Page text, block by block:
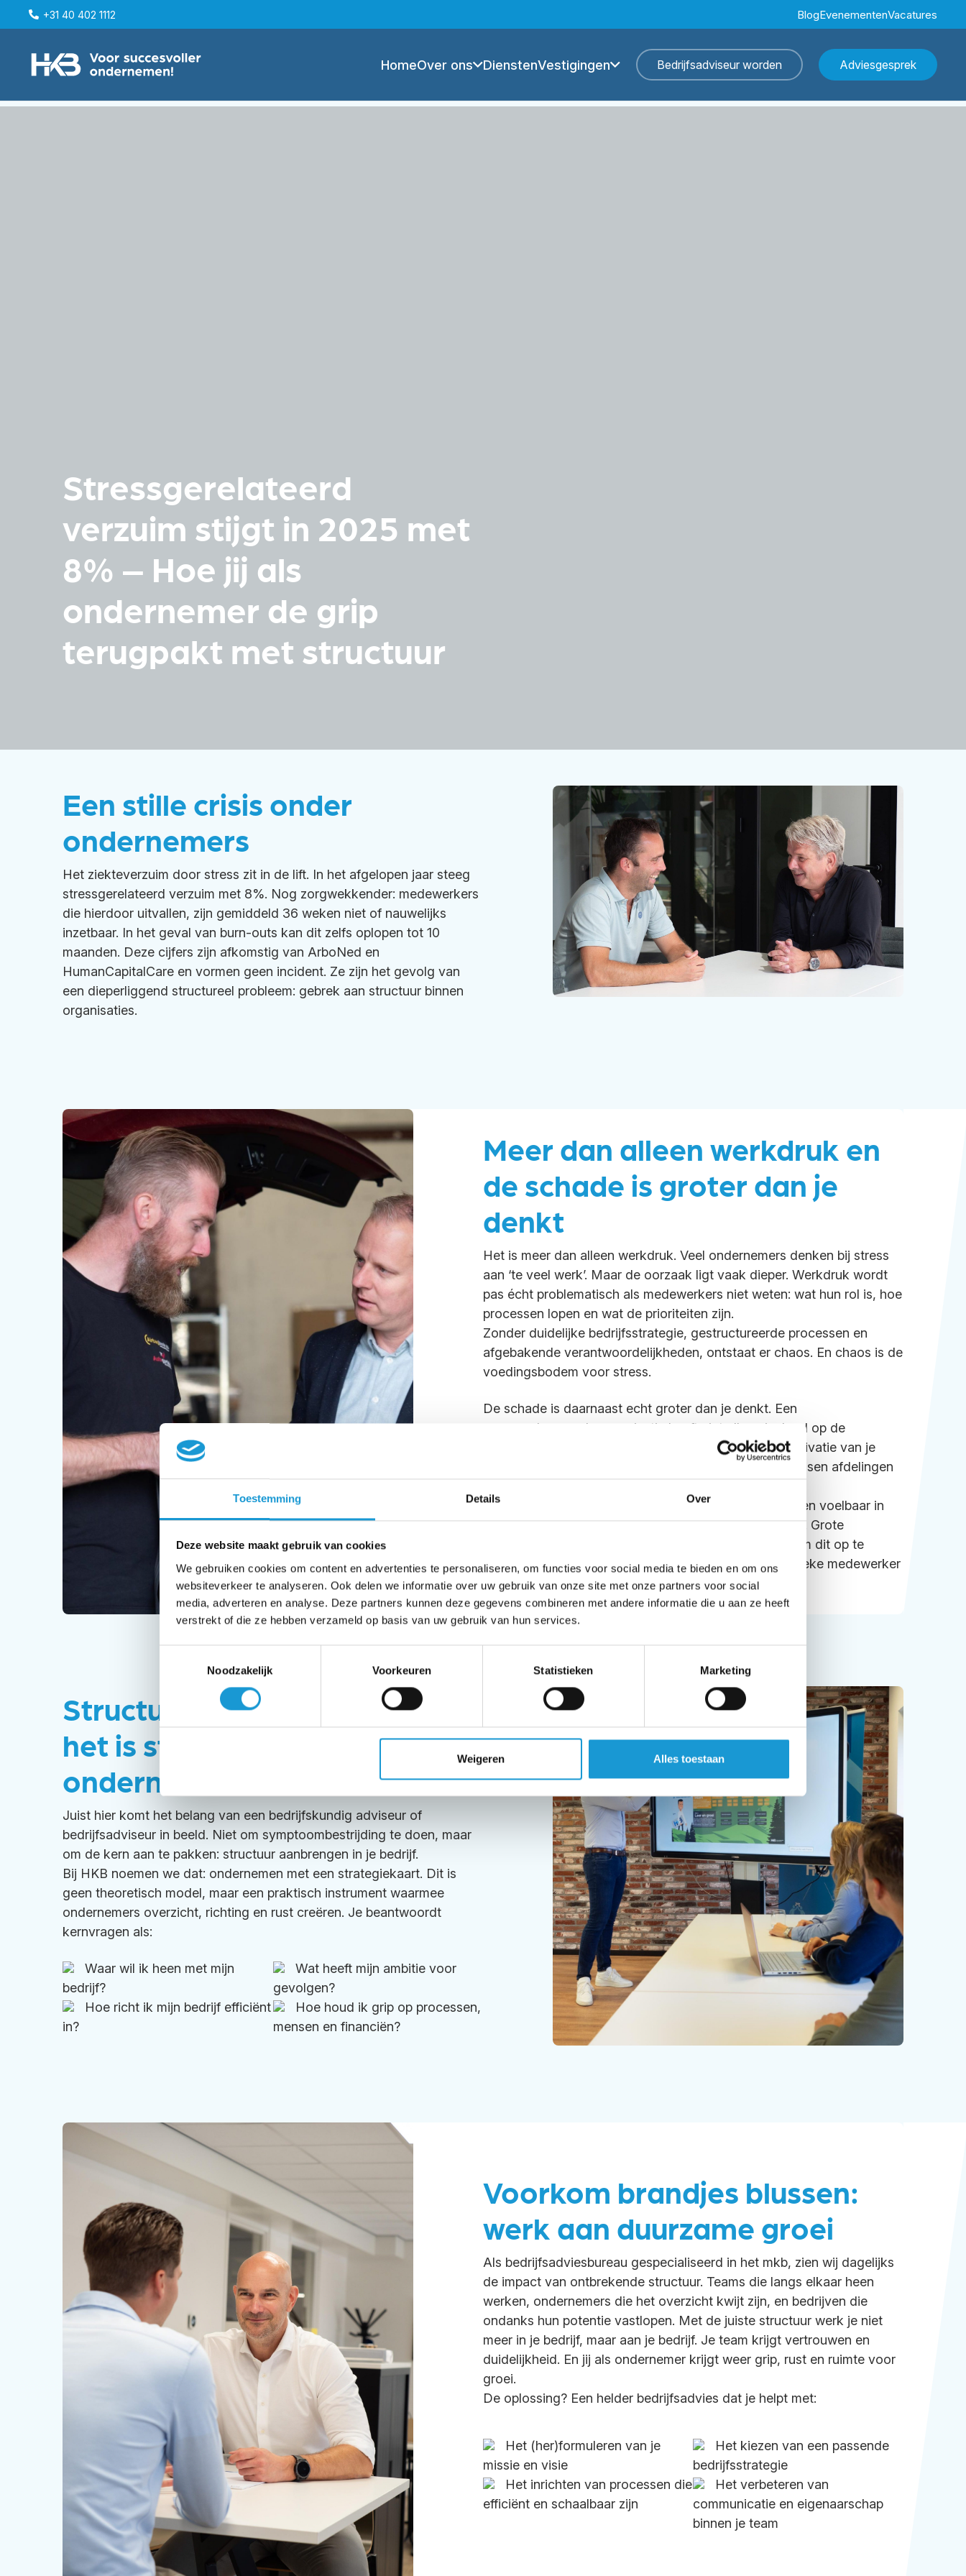
Toestemming Details Over
Deze website maakt gebruik van cookies
We gebruiken cookies om content en advertenties te personaliseren, om functies voor social media te bieden en om ons
websiteverkeer te analyseren. Ook delen we informatie over uw gebruik van onze site met onze partners voor social
media, adverteren en analyse. Deze partners kunnen deze gegevens combineren met andere informatie die u aan ze heeft
verstrekt of die ze hebben verzameld op basis van uw gebruik van hun services.
Noodzakelijk
Voorkeuren Statistieken Marketing
Weigeren Alles toestaan
+31 40 402 1112 BlogEvenementenVacatures
HomeOver ons DienstenVestigingen Bedrijfsadviseur worden Adviesgesprek
Stressgerelateerd
verzuim stijgt in 2025 met
8% – Hoe jij als
ondernemer de grip
terugpakt met structuur
Een stille crisis onder
ondernemers
Het ziekteverzuim door stress zit in de lift. In het afgelopen jaar steeg
stressgerelateerd verzuim met 8%. Nog zorgwekkender: medewerkers
die hierdoor uitvallen, zijn gemiddeld 36 weken niet of nauwelijks
inzetbaar. In het geval van burn-outs kan dit zelfs oplopen tot 10
maanden. Deze cijfers zijn afkomstig van ArboNed en
HumanCapitalCare en vormen geen incident. Ze zijn het gevolg van
een dieperliggend structureel probleem: gebrek aan structuur binnen
organisaties.
Meer dan alleen werkdruk en
de schade is groter dan je
denkt
Het is meer dan alleen werkdruk. Veel ondernemers denken bij stress
aan ‘te veel werk’. Maar de oorzaak ligt vaak dieper. Werkdruk wordt
pas écht problematisch als medewerkers niet weten: wat hun rol is, hoe
processen lopen en wat de prioriteiten zijn.
Zonder duidelijke bedrijfsstrategie, gestructureerde processen en
afgebakende verantwoordelijkheden, ontstaat er chaos. En chaos is de
voedingsbodem voor stress.
De schade is daarnaast echt groter dan je denkt. Een
onsamenhangende organisatie heeft niet alleen invloed op de
gezondheid van je medewerkers, maar ook op: de motivatie van je
team, de prestaties van je bedrijf, de samenwerking tussen afdelingen
De impact van stressverzuim is volgens de arbodiensten voelbaar in
álle sectoren, maar vooral het mkb wordt hard geraakt. Grote
organisaties hebben vaak reserves of HR-capaciteit om dit op te
vangen. Voor een mkb-ondernemer is een langdurig zieke medewerker
een acuut probleem.
Structuur is geen HR-trucje,
het is strategisch
ondernemen
Juist hier komt het belang van een bedrijfskundig adviseur of
bedrijfsadviseur in beeld. Niet om symptoombestrijding te doen, maar
om de kern aan te pakken: structuur aanbrengen in je bedrijf.
Bij HKB noemen we dat: ondernemen met een strategiekaart. Dit is
geen theoretisch model, maar een praktisch instrument waarmee
ondernemers overzicht, richting en rust creëren. Je beantwoordt
kernvragen als:
Waar wil ik heen met mijn
bedrijf?
Wat heeft mijn ambitie voor
gevolgen?
Hoe richt ik mijn bedrijf efficiënt
in?
Hoe houd ik grip op processen,
mensen en financiën?
Voorkom brandjes blussen:
werk aan duurzame groei
Als bedrijfsadviesbureau gespecialiseerd in het mkb, zien wij dagelijks
de impact van ontbrekende structuur. Teams die langs elkaar heen
werken, ondernemers die het overzicht kwijt zijn, en bedrijven die
ondanks hun potentie vastlopen. Met de juiste structuur werk je niet
meer in je bedrijf, maar aan je bedrijf. Je team krijgt vertrouwen en
duidelijkheid. En jij als ondernemer krijgt weer grip, rust en ruimte voor
groei.
De oplossing? Een helder bedrijfsadvies dat je helpt met:
Het (her)formuleren van je
missie en visie
Het kiezen van een passende
bedrijfsstrategie
Het inrichten van processen die
efficiënt en schaalbaar zijn
Het verbeteren van
communicatie en eigenaarschap
binnen je team